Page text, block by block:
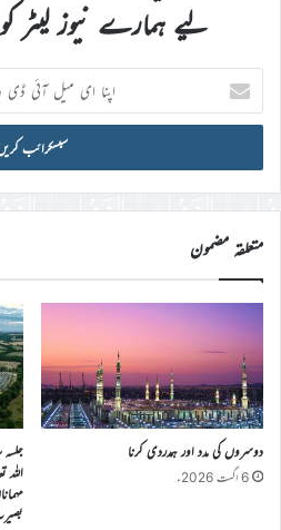
لیے ہمارے نیوز لیٹر
اپنا
ای
میل
ڈی
درج
کریں
متعلقہ مضمون
دوسروں کی مدد اور ہمدردی کرنا
6 اگست 2026ء
الله